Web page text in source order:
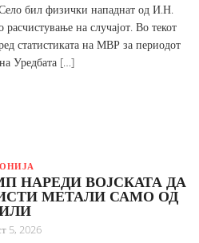
бил физички нападнат од И.Н.
на случајот. Во текот
статистиката на МВР за периодот
Уредбата […]
НАРЕДИ ВОЈСКАТА ДА
МЕТАЛИ САМО ОД
5, 2026